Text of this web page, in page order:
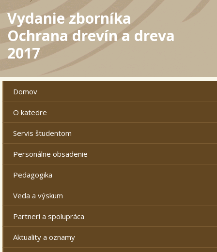
Vydanie zborníka
Ochrana drevín a dreva
2017
Domov
O katedre
Servis študentom
Personálne obsadenie
Pedagogika
Veda a výskum
Partneri a spolupráca
Aktuality a oznamy